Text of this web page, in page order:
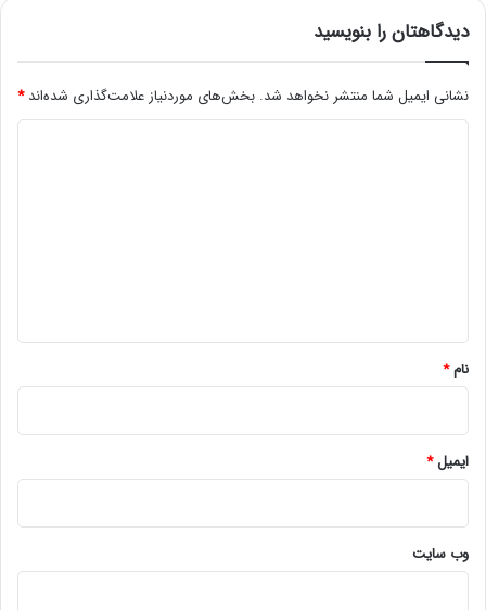
دیدگاهتان را بنویسید
نشانی ایمیل شما منتشر نخواهد شد. بخش‌های موردنیاز علامت‌گذاری شده‌اند*
نام*
ایمیل*
وب‌ سایت